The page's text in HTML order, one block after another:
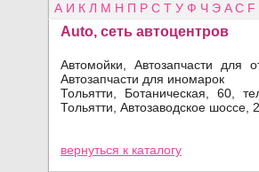
продукция, услуги:
А И К Л М Н П Р С Т У Ф Ч Э A C F
Auto, сеть автоцентров
Автомойки, Автозапчасти для
Автозапчасти для иномарок
Тольятти, Ботаническая, 60,
Тольятти, Автозаводское
вернуться к каталогу